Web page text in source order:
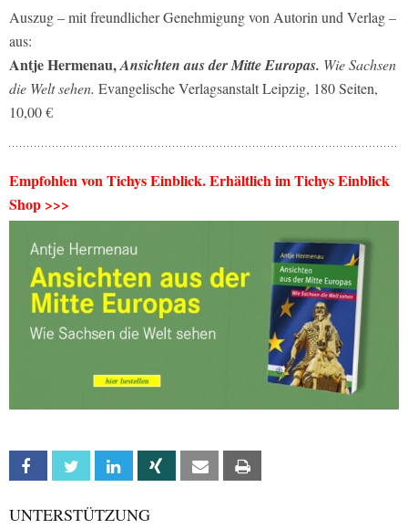
Auszug – mit freundlicher Genehmigung von Autorin und Verlag –
aus:
Antje Hermenau,Ansichten aus der Mitte Europas. Wie Sachsen
die Welt sehen. Evangelische Verlagsanstalt Leipzig, 180 Seiten,
10,00 €
Empfohlen von Tichys Einblick. Erhältlich im Tichys Einblick
Shop >>>
Facebook Twitter Linkedin Xing Email
UNTERSTÜTZUNG